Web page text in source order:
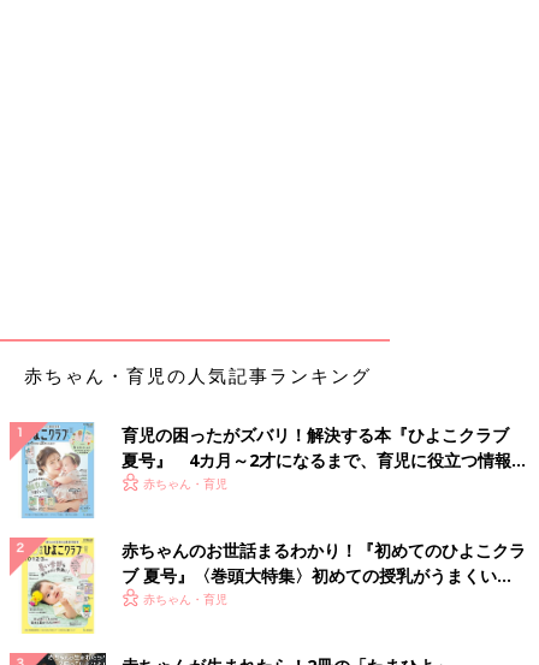
赤ちゃん・育児の人気記事ランキング
育児の困ったがズバリ！解決する本『ひよこクラブ
夏号』 4カ月～2才になるまで、育児に役立つ情報が
いっぱい！
赤ちゃん・育児
赤ちゃんのお世話まるわかり！『初めてのひよこクラ
ブ 夏号』〈巻頭大特集〉初めての授乳がうまくい
く！ おっぱい・ミルクの基本と夏のトラブル 解決テ
赤ちゃん・育児